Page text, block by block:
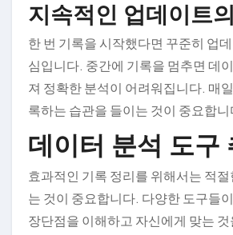
지속적인 업데이트
한 번 기록을 시작했다면 꾸준히 업
심입니다. 중간에 기록을 멈추면 데
져 정확한 분석이 어려워집니다. 매
록하는 습관을 들이는 것이 중요합니
데이터 분석 도구
효과적인 기록 정리를 위해서는 적
는 것이 중요합니다. 다양한 도구들
장단점을 이해하고 자신에게 맞는